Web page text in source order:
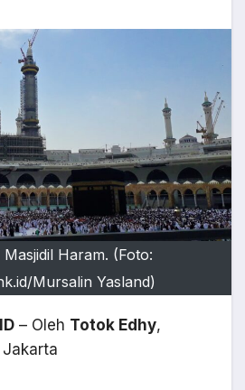
Haram. (Foto:
Mursalin Yasland)
– Oleh Totok Edhy,